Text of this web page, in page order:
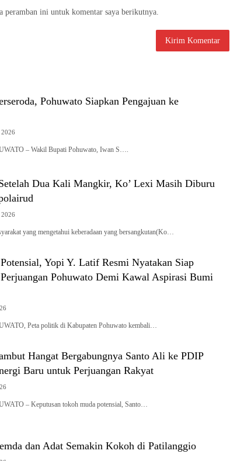
peramban ini untuk komentar saya berikutnya.
Pohuwato Siapkan Pengajuan ke
2026
– Wakil Bupati Pohuwato, Iwan S….
Dua Kali Mangkir, Ko’ Lexi Masih Diburu
2026
yang mengetahui keberadaan yang bersangkutan(Ko…
Yopi Y. Latif Resmi Nyatakan Siap
Pohuwato Demi Kawal Aspirasi Bumi
Peta politik di Kabupaten Pohuwato kembali…
Hangat Bergabungnya Santo Ali ke PDIP
Baru untuk Perjuangan Rakyat
– Keputusan tokoh muda potensial, Santo…
dan Adat Semakin Kokoh di Patilanggio